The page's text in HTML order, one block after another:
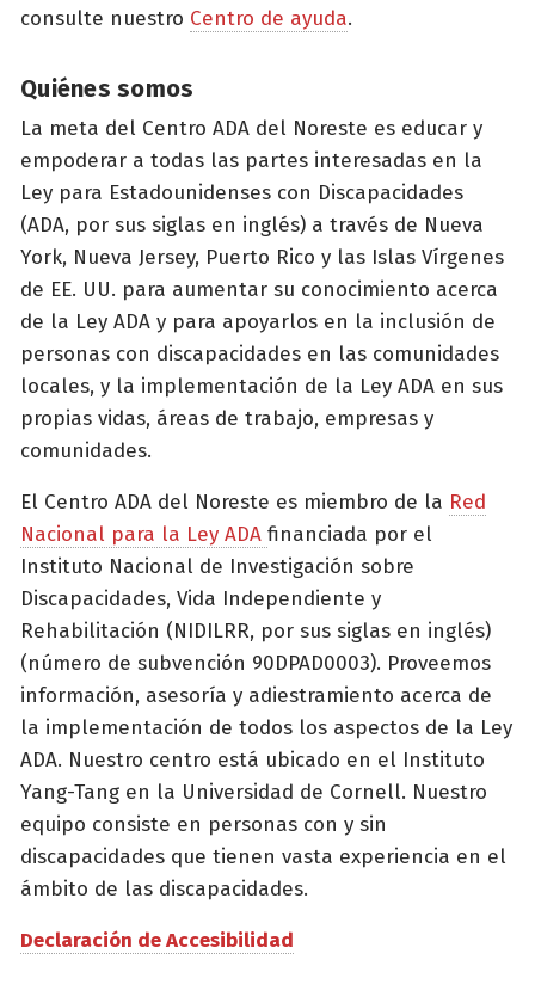
consulte nuestro Centro de ayuda.
Quiénes somos
La meta del Centro ADA del Noreste es educar y
empoderar a todas las partes interesadas en la
Ley para Estadounidenses con Discapacidades
(ADA, por sus siglas en inglés) a través de Nueva
York, Nueva Jersey, Puerto Rico y las Islas Vírgenes
de EE. UU. para aumentar su conocimiento acerca
de la Ley ADA y para apoyarlos en la inclusión de
personas con discapacidades en las comunidades
locales, y la implementación de la Ley ADA en sus
propias vidas, áreas de trabajo, empresas y
comunidades.
El Centro ADA del Noreste es miembro de la Red
Nacional para la Ley ADA financiada por el
Instituto Nacional de Investigación sobre
Discapacidades, Vida Independiente y
Rehabilitación (NIDILRR, por sus siglas en inglés)
(número de subvención 90DPAD0003). Proveemos
información, asesoría y adiestramiento acerca de
la implementación de todos los aspectos de la Ley
ADA. Nuestro centro está ubicado en el Instituto
Yang-Tang en la Universidad de Cornell. Nuestro
equipo consiste en personas con y sin
discapacidades que tienen vasta experiencia en el
ámbito de las discapacidades.
Declaración de Accesibilidad